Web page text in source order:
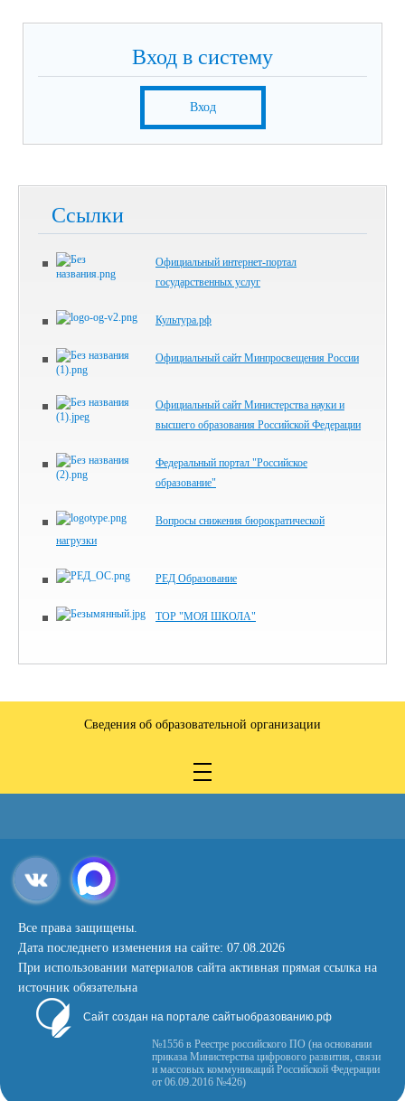
Вход в систему
Вход
Ссылки
Официальный интернет-портал
государственных услуг
Культура.рф
Официальный сайт Минпросвещения России
Официальный сайт Министерства науки и
высшего образования Российской Федерации
Федеральный портал "Российское
образование"
Вопросы снижения бюрократической
нагрузки
РЕД Образование
ТОР "МОЯ ШКОЛА"
Сведения об образовательной организации
Все права защищены.
Дата последнего изменения на сайте: 07.08.2026
При использовании материалов сайта активная прямая ссылка на
источник обязательна
Сайт создан на портале сайтыобразованию.рф
№1556 в Реестре российского ПО (на основании
приказа Министерства цифрового развития, связи
и массовых коммуникаций Российской Федерации
от 06.09.2016 №426)